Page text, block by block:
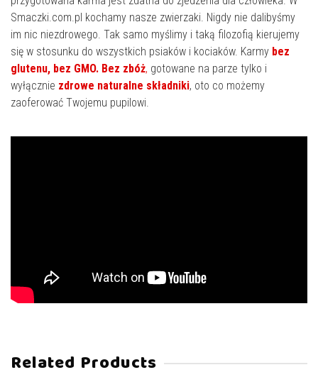
Smaczki.com.pl kochamy nasze zwierzaki. Nigdy nie dalibyśmy
im nic niezdrowego. Tak samo myślimy i taką filozofią kierujemy
się w stosunku do wszystkich psiaków i kociaków. Karmy bez
glutenu, bez GMO. Bez zbóż, gotowane na parze tylko i
wyłącznie zdrowe naturalne składniki, oto co możemy
zaoferować Twojemu pupilowi.
Related Products